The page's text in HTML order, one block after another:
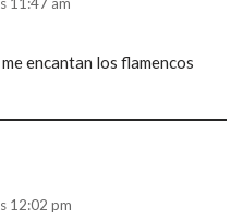
11:47 am
encantan los flamencos
12:02 pm